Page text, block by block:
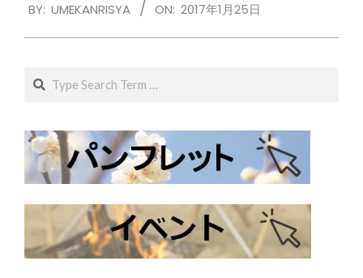
01-
BY: UMEKANRISYA ON: 2017年1月25日
Search